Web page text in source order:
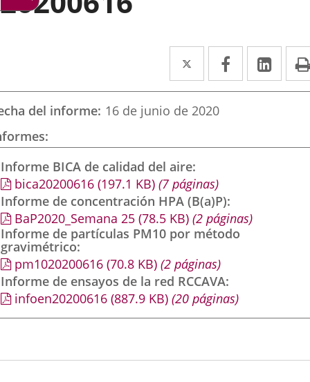
Twitter
Enlace
a
una
externa.
Facebook
Enlace
a
externa.
a
del informe 16 de junio de 2020
Informe BICA de calidad del aire
bica20200616 (197.1 KB) (7 páginas)
Informe de concentración HPA (B(a)P)
BaP2020_Semana 25 (78.5 KB) (2 páginas)
Informe de partículas PM10 por método
gravimétrico
pm1020200616 (70.8 KB) (2 páginas)
Informe de ensayos de la red RCCAVA
infoen20200616 (887.9 KB) (20 páginas)